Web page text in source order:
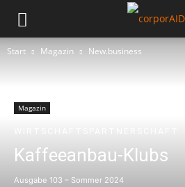
Start Magazin New.business
Magazin
Kaffeeanbau-Klubs
Ausgabe 103 – Sommer 2024